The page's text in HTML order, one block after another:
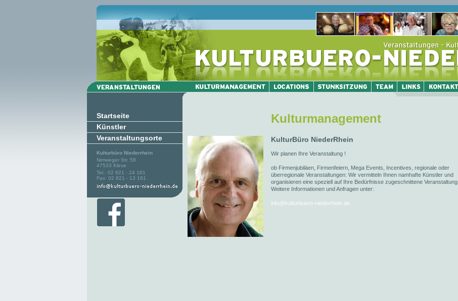
Startseite
Künstler
Veranstaltungsorte
Kulturbüro Niederrhein
Nimweger Str. 58
47533 Kleve
Tel.: 02 821 - 24 161
Fax: 02 821 - 13 161
Kulturmanagement
KulturBüro NiederRhein
Wir planen Ihre Veranstaltung !
ob Firmenjubiläen, Firmenfeiern, Mega Events, Incentives, regionale oder
überregionale Veranstaltungen: Wir vermitteln Ihnen namhafte Künstler und
organisieren eine speziell auf Ihre Bedürfnisse zugeschnittene Veranstaltung.
Weitere Informationen und Anfragen unter:
info@kulturbuero-niederrhein.de